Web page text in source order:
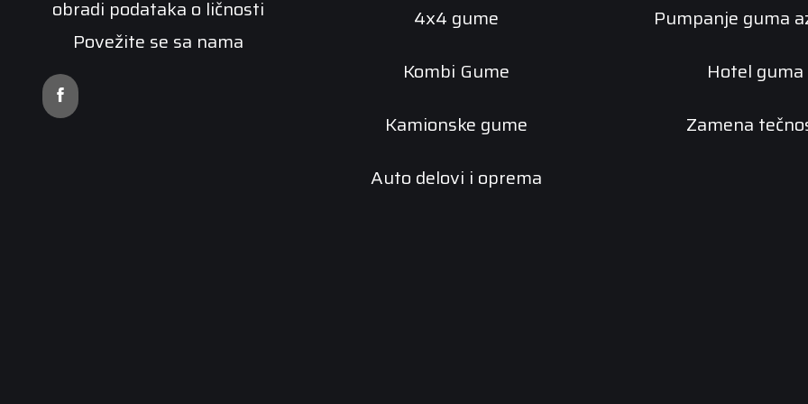
obradi podataka o ličnosti
Povežite se sa nama
4x4 gume
Kombi Gume
Kamionske gume
Auto delovi i oprema
Pumpanje guma
Hotel guma
Zamena